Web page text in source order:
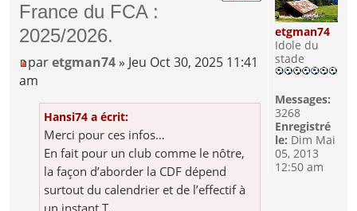
France du FCA :
2025/2026.
paretgman74 » Jeu Oct 30, 2025 11:41
am
Hansi74 a écrit:
Merci pour ces infos…
En fait pour un club comme le nôtre,
la façon d’aborder la CDF dépend
surtout du calendrier et de l’effectif à
etgman74
Idole du
stade
Messages:
3268
Enregistré
le: Dim Mai
05, 2013
12:50 am